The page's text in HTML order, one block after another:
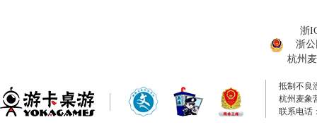
浙
浙公
杭州
抵制不良
杭州麦象
联系电话